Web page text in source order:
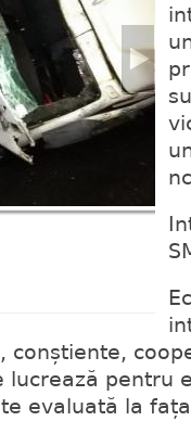
conștiente,
lucrează pentru
evaluată la